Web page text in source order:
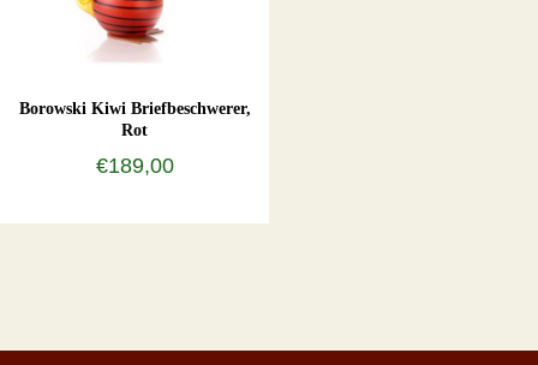
Borowski Kiwi Briefbeschwerer,
Rot
€189,00